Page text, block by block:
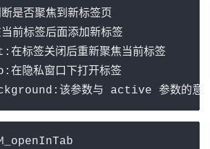
否聚焦到新标签页
标签后面添加新标签
签关闭后重新聚焦当前标签
隐私窗口下打开标签
该参数与 active 参数的意